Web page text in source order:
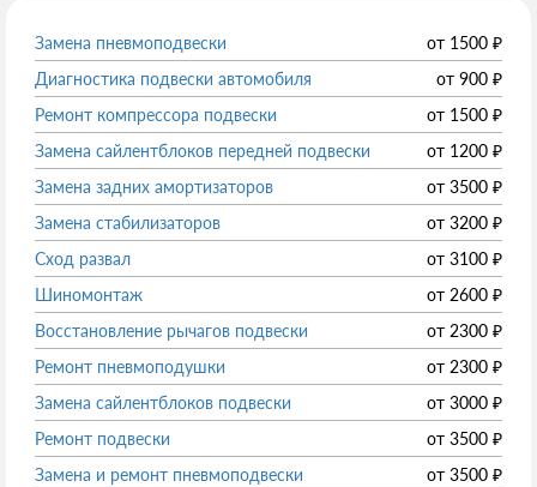
Замена пневмоподвески от 1500 ₽
Диагностика подвески автомобиля
от 900 ₽
Ремонт компрессора подвески
от 1500 ₽
Замена сайлентблоков передней подвески
от 1200 ₽
Замена задних амортизаторов
от 3500 ₽
Замена стабилизаторов
от 3200 ₽
Сход развал
от 3100 ₽
Шиномонтаж
от 2600 ₽
Восстановление рычагов подвески
от 2300 ₽
Ремонт пневмоподушки
от 2300 ₽
Замена сайлентблоков подвески
от 3000 ₽
Ремонт подвески
от 3500 ₽
Замена и ремонт пневмоподвески
от 3500 ₽